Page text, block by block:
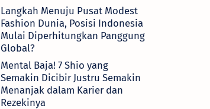
Langkah Menuju Pusat Modest
Fashion Dunia, Posisi Indonesia
Mulai Diperhitungkan Panggung
Global?
Mental Baja! 7 Shio yang
Semakin Dicibir Justru Semakin
Menanjak dalam Karier dan
Rezekinya